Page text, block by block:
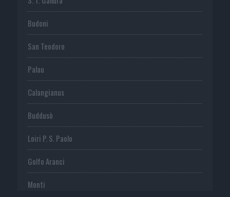
Budoni
San Teodoro
Palau
Calangianus
Buddusò
Loiri P. S. Paolo
Golfo Aranci
Monti